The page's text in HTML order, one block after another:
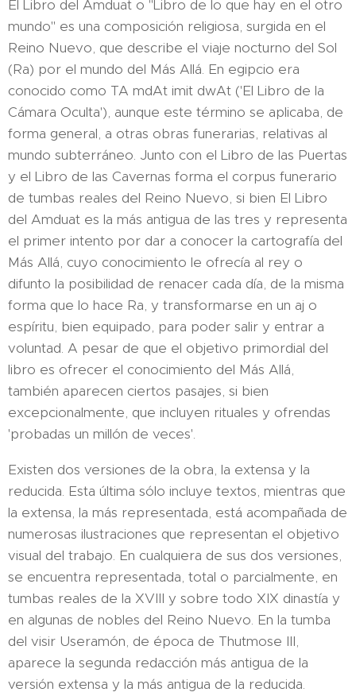
El Libro del Amduat o "Libro de lo que hay en el otro
mundo" es una composición religiosa, surgida en el
Reino Nuevo, que describe el viaje nocturno del Sol
(Ra) por el mundo del Más Allá. En egipcio era
conocido como TA mdAt imit dwAt ('El Libro de la
Cámara Oculta'), aunque este término se aplicaba, de
forma general, a otras obras funerarias, relativas al
mundo subterráneo. Junto con el Libro de las Puertas
y el Libro de las Cavernas forma el corpus funerario
de tumbas reales del Reino Nuevo, si bien El Libro
del Amduat es la más antigua de las tres y representa
el primer intento por dar a conocer la cartografía del
Más Allá, cuyo conocimiento le ofrecía al rey o
difunto la posibilidad de renacer cada día, de la misma
forma que lo hace Ra, y transformarse en un aj o
espíritu, bien equipado, para poder salir y entrar a
voluntad. A pesar de que el objetivo primordial del
libro es ofrecer el conocimiento del Más Allá,
también aparecen ciertos pasajes, si bien
excepcionalmente, que incluyen rituales y ofrendas
'probadas un millón de veces'.
Existen dos versiones de la obra, la extensa y la
reducida. Esta última sólo incluye textos, mientras que
la extensa, la más representada, está acompañada de
numerosas ilustraciones que representan el objetivo
visual del trabajo. En cualquiera de sus dos versiones,
se encuentra representada, total o parcialmente, en
tumbas reales de la XVIII y sobre todo XIX dinastía y
en algunas de nobles del Reino Nuevo. En la tumba
del visir Useramón, de época de Thutmose III,
aparece la segunda redacción más antigua de la
versión extensa y la más antigua de la reducida.